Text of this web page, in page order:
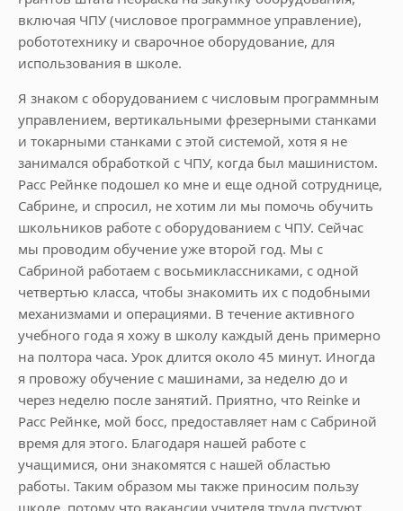
включая ЧПУ (числовое программное управление),
робототехнику и сварочное оборудование, для
использования в школе.
Я знаком с оборудованием с числовым программным
управлением, вертикальными фрезерными станками
и токарными станками с этой системой, хотя я не
занимался обработкой с ЧПУ, когда был машинистом.
Расс Рейнке подошел ко мне и еще одной сотруднице,
Сабрине, и спросил, не хотим ли мы помочь обучить
школьников работе с оборудованием с ЧПУ. Сейчас
мы проводим обучение уже второй год. Мы с
Сабриной работаем с восьмиклассниками, с одной
четвертью класса, чтобы знакомить их с подобными
механизмами и операциями. В течение активного
учебного года я хожу в школу каждый день примерно
на полтора часа. Урок длится около 45 минут. Иногда
я провожу обучение с машинами, за неделю до и
через неделю после занятий. Приятно, что Reinke и
Расс Рейнке, мой босс, предоставляет нам с Сабриной
время для этого. Благодаря нашей работе с
учащимися, они знакомятся с нашей областью
работы. Таким образом мы также приносим пользу
школе, потому что вакансии учителя труда пустуют.